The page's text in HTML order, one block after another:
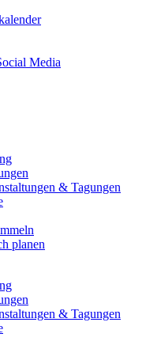
Media
& Tagungen
planen
& Tagungen